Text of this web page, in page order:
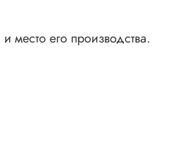
место его производства.